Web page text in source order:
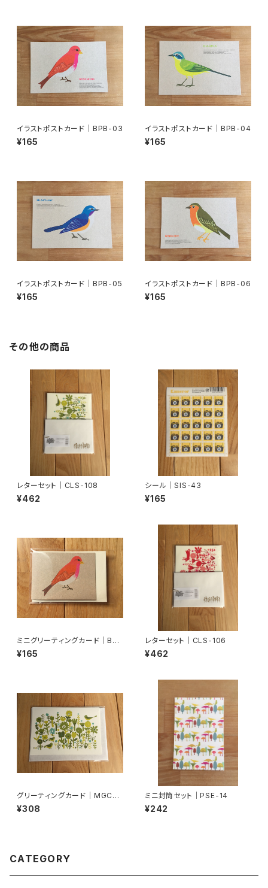
イラストポストカード｜BPB-03
¥165
イラストポストカード｜BPB-04
¥165
イラストポストカード｜BPB-05
¥165
イラストポストカード｜BPB-06
¥165
その他の商品
レターセット｜CLS-108
¥462
シール｜SIS-43
¥165
ミニグリーティングカード｜BM
C-04
¥165
レターセット｜CLS-106
¥462
グリーティングカード｜MGC-0
4
¥308
ミニ封筒セット｜PSE-14
¥242
CATEGORY